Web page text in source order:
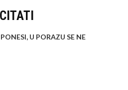
U PORAZU SE NE